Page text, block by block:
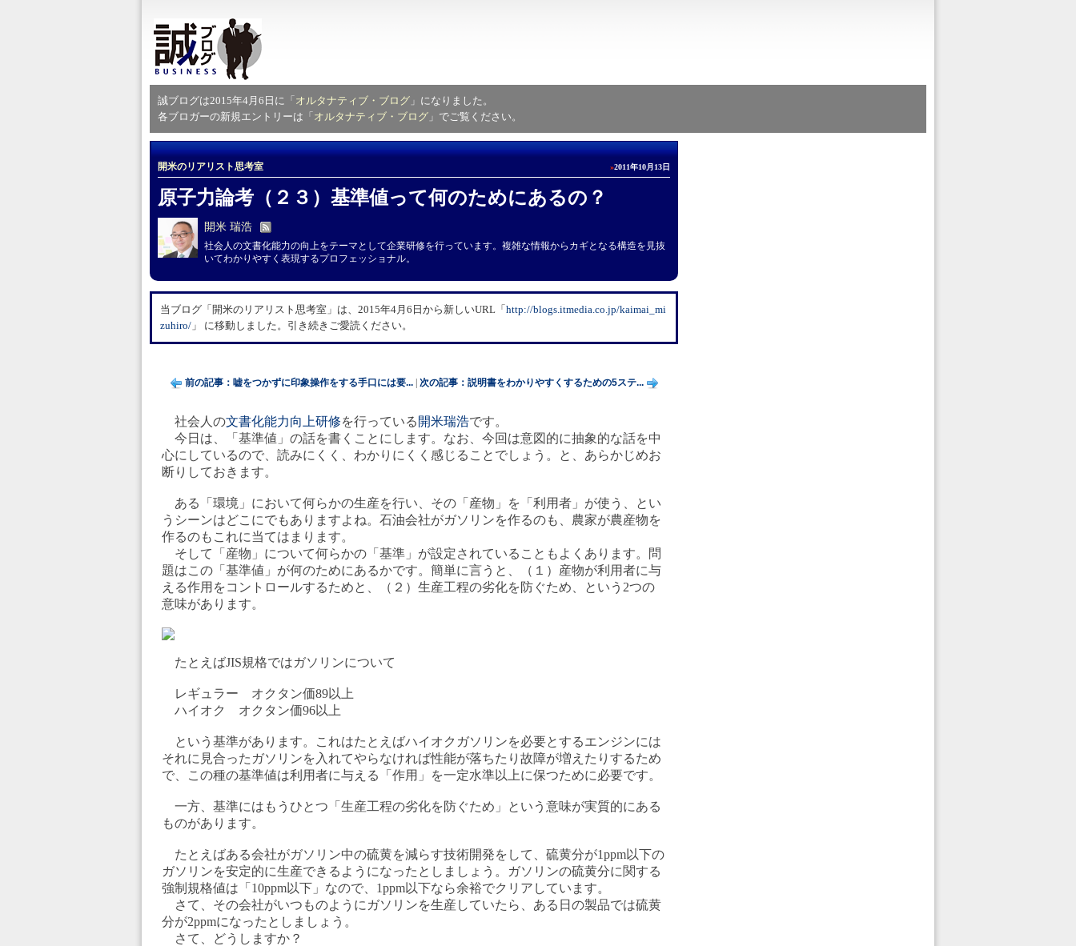
誠ブログは2015年4月6日に「 オルタナティブ・ブログ 」になりました。
各ブロガーの新規エントリーは「 オルタナティブ・ブログ 」でご覧ください。
»2011年10月13日
開米のリアリスト思考室
原子力論考（２３）基準値って何のためにあるの？
開米 瑞浩
社会人の文書化能力の向上をテーマとして企業研修を行っています。複雑な情報からカギとなる構造を見抜
いてわかりやすく表現するプロフェッショナル。
当ブログ「開米のリアリスト思考室」は、2015年4月6日から新しいURL「 ​http://blogs.itmedia.co.jp/kaimai_mi
zuhiro/ 」 に移動しました。引き続きご愛読ください。
前の記事：嘘をつかずに印象操作をする手口には要...| 次の記事：説明書をわかりやすくするための5ステ...
社会人の文書化能力向上研修を行っている 開米瑞浩です。
今日は、「基準値」の話を書くことにします。なお、今回は意図的に抽象的な話を中
心にしているので、読みにくく、わかりにくく感じることでしょう。と、あらかじめお
断りしておきます。
ある「環境」において何らかの生産を行い、その「産物」を「利用者」が使う、とい
うシーンはどこにでもありますよね。石油会社がガソリンを作るのも、農家が農産物を
作るのもこれに当てはまります。
そして「産物」について何らかの「基準」が設定されていることもよくあります。問
題はこの「基準値」が何のためにあるかです。簡単に言うと、（１）産物が利用者に与
える作用をコントロールするためと、（２）生産工程の劣化を防ぐため、という2つの
意味があります。
たとえばJIS規格ではガソリンについて
レギュラー オクタン価89以上
ハイオク オクタン価96以上
という基準があります。これはたとえばハイオクガソリンを必要とするエンジンには
それに見合ったガソリンを入れてやらなければ性能が落ちたり故障が増えたりするため
で、この種の基準値は利用者に与える「作用」を一定水準以上に保つために必要です。
一方、基準にはもうひとつ「生産工程の劣化を防ぐため」という意味が実質的にある
ものがあります。
たとえばある会社がガソリン中の硫黄を減らす技術開発をして、硫黄分が1ppm以下の
ガソリンを安定的に生産できるようになったとしましょう。ガソリンの硫黄分に関する
強制規格値は「10ppm以下」なので、1ppm以下なら余裕でクリアしています。
さて、その会社がいつものようにガソリンを生産していたら、ある日の製品では硫黄
分が2ppmになったとしましょう。
さて、どうしますか？